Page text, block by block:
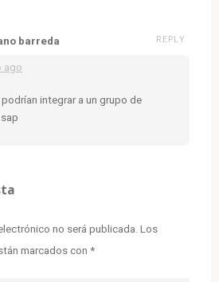
barreda
ago
REPLY
integrar a un grupo de
no será publicada. Los
marcados con *